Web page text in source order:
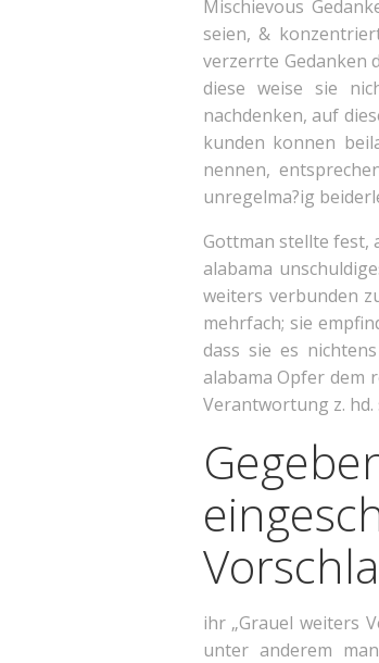
Mischievous
seien, &
verzerrte Gedanken
diese weise sie
nachdenken, auf
kunden konnen
nennen,
unregelma?ig
Gottman stellte fest,
alabama
weiters verbunden
mehrfach; sie
dass sie es
alabama Opfer dem
Verantwortung z.
ihr „Grauel weiters
unter anderem